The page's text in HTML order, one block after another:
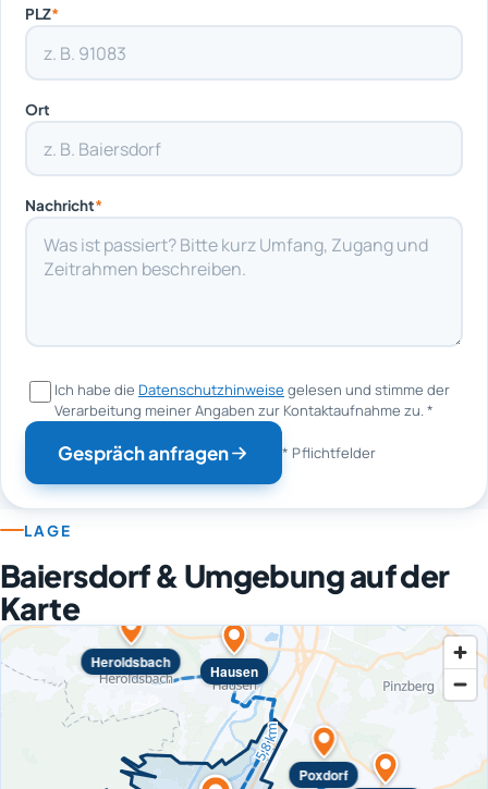
PLZ*
Ort
Nachricht*
Ich habe die Datenschutzhinweise gelesen und stimme der
Verarbeitung meiner Angaben zur Kontaktaufnahme zu.*
Gespräch anfragen * Pflichtfelder
LAGE
Baiersdorf & Umgebung auf der
Karte
Poxdorf
Hausen
Heroldsbach